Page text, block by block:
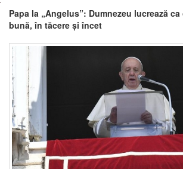
Papa la „Angelus”: Dumnezeu lucrează
bună, în tăcere și încet